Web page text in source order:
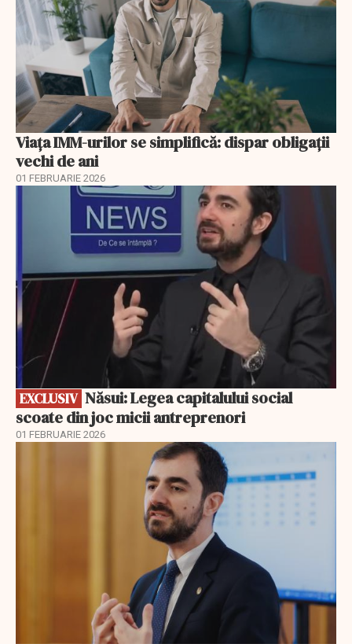
Viața IMM-urilor se simplifică: dispar obligații
vechi de ani
01 FEBRUARIE 2026
EXCLUSIV
EXCLUSIV
scoate din joc micii antreprenori
01 FEBRUARIE 2026